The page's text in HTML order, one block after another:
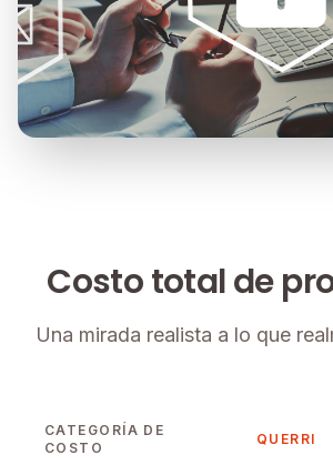
Costo total de
Una mirada realista a lo que
CATEGORÍA DE
COSTO
QUERRI